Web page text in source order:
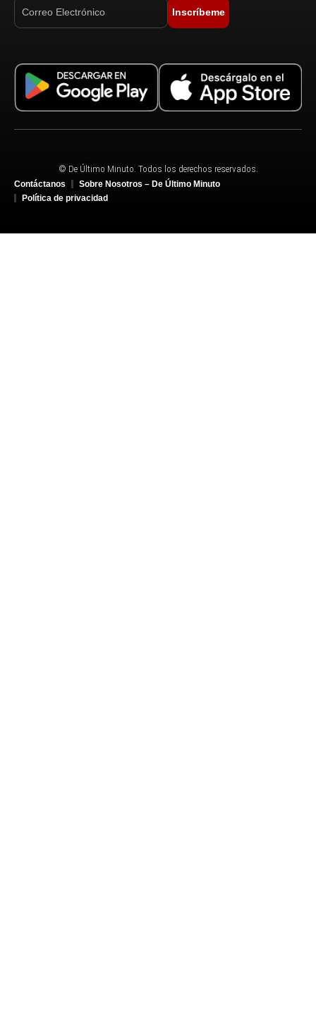
Inscríbeme
© De Último Minuto. Todos los derechos reservados.
Contáctanos
Sobre Nosotros – De Último Minuto
Política de privacidad